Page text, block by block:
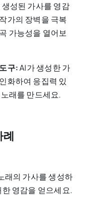
생성된 가사를 영감
가의 장벽을 극복
가능성을 열어보
구:AI가 생성한 가
화하여 응집력 있
래를 만드세요.
례
래의 가사를 생성하
영감을 얻으세요.